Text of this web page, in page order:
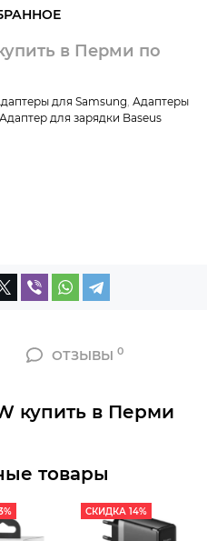
в Перми по
для Samsung Адаптеры
Адаптер для зарядки Baseus
ОТЗЫВЫ0
купить в Перми
товары
СКИДКА 14%